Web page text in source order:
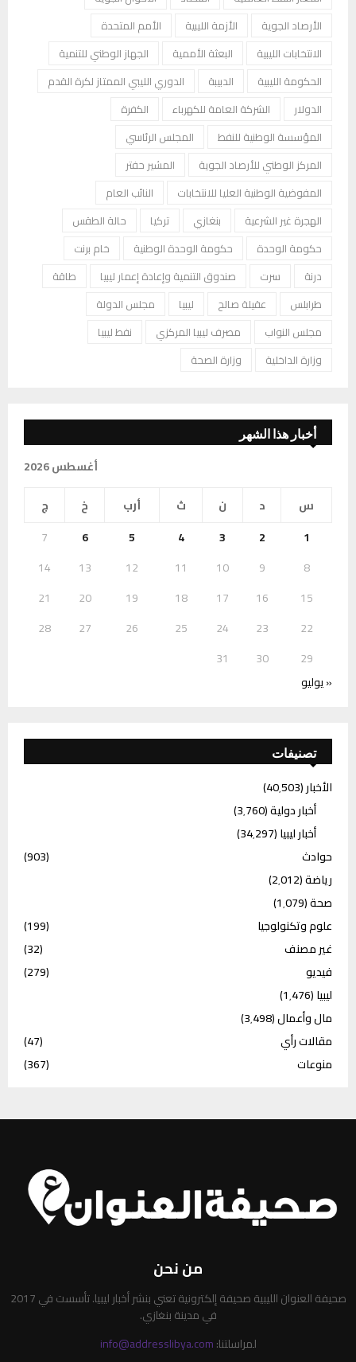
الأرصاد الجوية
الأزمة الليبية
الأمم المتحدة
الانتخابات الليبية
البعثة الأممية
الجهاز الوطني للتنمية
الحكومة الليبية
الدبيبة
الدوري الليبي الممتاز لكرة القدم
الدولار
الشركة العامة للكهرباء
الكفرة
المؤسسة الوطنية للنفط
المجلس الرئاسي
المركز الوطني للأرصاد الجوية
المشير حفتر
المفوضية الوطنية العليا للانتخابات
النائب العام
الهجرة غير الشرعية
بنغازي تركيا
حالة الطقس
حكومة الوحدة
حكومة الوحدة الوطنية
خام برنت
درنة
سرت صندوق التنمية وإعادة إعمار ليبيا
طاقة
طرابلس
عقيلة صالح ليبيا
مجلس الدولة
مجلس النواب
مصرف ليبيا المركزي
نفط ليبيا
وزارة الداخلية
وزارة الصحة
أخبار هذا الشهر
أغسطس 2026
س
د ن ث أرب خ
ج
1
2
3
4
5
6
7
8
9
10
11
12
13
14
15
16
17
18
19
20
21
22
23
24
25
26
27
28
29
30
31
« يوليو
تصنيفات
الأخبار(40٬503)
أخبار دولية(3٬760)
أخبار ليبيا(34٬297)
حوادث
(903)
رياضة(2٬012)
صحة(1٬079)
علوم وتكنولوجيا
(199)
غير مصنف
(32)
فيديو
(279)
ليبيا(1٬476)
مال وأعمال(3٬498)
مقالات رأي
(47)
منوعات
(367)
من نحن
صحيفة العنوان الليبية صحيفة إلكترونية تعني بنشر أخبار ليبيا. تأسست في 2017
في مدينة بنغازي.
لمراسلتنا:info@addresslibya.com